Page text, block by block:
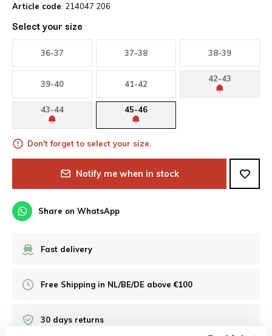
Article code: 214047 206
Select your size
36-37 37-38 38-39
39-40 41-42
42-43
43-44 45-46
Don't forget to select your size.
Notify me when in stock
Share on WhatsApp
Fast delivery
Free Shipping in NL/BE/DE above €100
30 days returns